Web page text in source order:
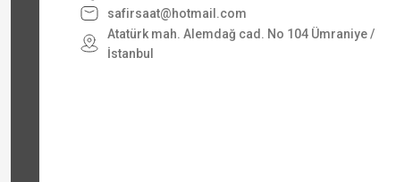
safirsaat@hotmail.com
Atatürk mah. Alemdağ cad. No 104 Ümraniye /
İstanbul